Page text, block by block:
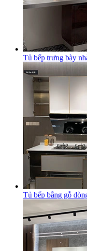
Tủ bếp trưng bày
Tủ bếp bằng gỗ